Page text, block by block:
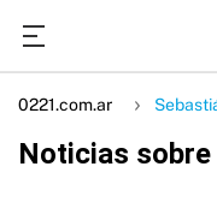
0221.com.ar
Noticias sobre